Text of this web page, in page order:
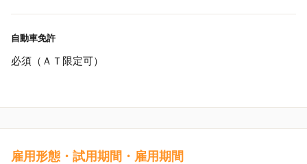
自動車免許
必須（ＡＴ限定可）
雇用形態・試用期間・雇用期間